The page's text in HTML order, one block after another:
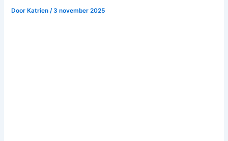
Door Katrien/3 november 2025